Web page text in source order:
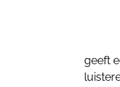
geeft